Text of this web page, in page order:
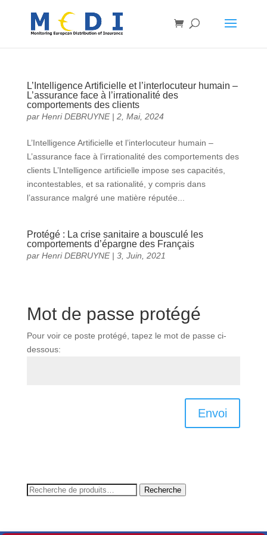
L’Intelligence Artificielle et l’interlocuteur humain –
L’assurance face à l’irrationalité des
comportements des clients
par Henri DEBRUYNE| 2, Mai, 2024
L’Intelligence Artificielle et l’interlocuteur humain –
L’assurance face à l’irrationalité des comportements des
clients L’Intelligence artificielle impose ses capacités,
incontestables, et sa rationalité, y compris dans
l’assurance malgré une matière réputée...
Protégé : La crise sanitaire a bousculé les
comportements d’épargne des Français
par Henri DEBRUYNE| 3, Juin, 2021
Mot de passe protégé
Pour voir ce poste protégé, tapez le mot de passe ci-
dessous:
Envoi
Recherche
Recherche